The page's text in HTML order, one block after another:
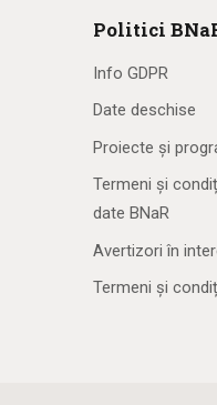
Politici
Info GDPR
Date deschise
Proiecte și
Termeni și
date BNaR
Avertizori în
Termeni și